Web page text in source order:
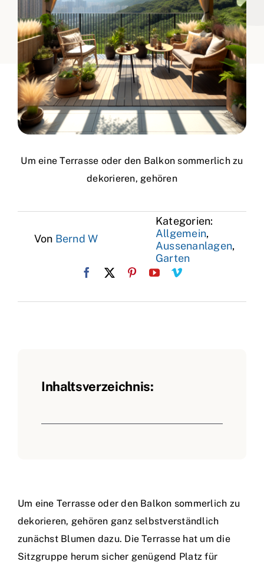
Um eine Terrasse oder den Balkon sommerlich zu
dekorieren, gehören
Von Bernd W
Kategorien:
Allgemein,
Aussenanlagen,
Garten
Inhaltsverzeichnis:
Um eine Terrasse oder den Balkon sommerlich zu
dekorieren, gehören ganz selbstverständlich
zunächst Blumen dazu. Die Terrasse hat um die
Sitzgruppe herum sicher genügend Platz für